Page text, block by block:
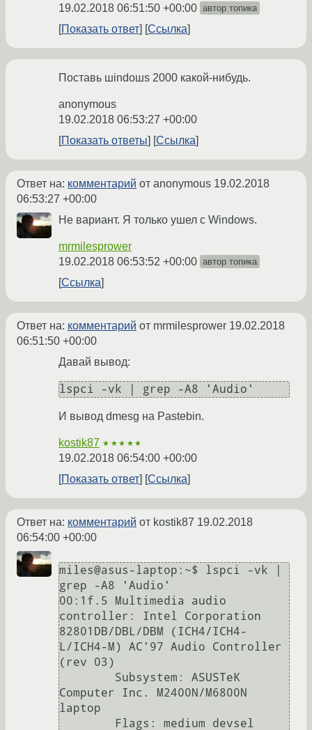
19.02.2018 06:51:50 +00:00 автор топика
Показать ответ Ссылка
Поставь шindoшs 2000 какой-нибудь.
anonymous
19.02.2018 06:53:27 +00:00
Показать ответы
Ссылка
Ответ на: комментарий от anonymous 19.02.2018
06:53:27 +00:00
Не вариант. Я только ушел с Windows.
mrmilesprower
19.02.2018 06:53:52 +00:00 автор топика
Ссылка
Ответ на: комментарий от mrmilesprower 19.02.2018
06:51:50 +00:00
Давай вывод:
И вывод dmesg на Pastebin.
kostik87 ★★★★★
19.02.2018 06:54:00 +00:00
Показать ответ
Ссылка
Ответ на: комментарий от kostik87 19.02.2018
06:54:00 +00:00
miles@asus-laptop:~$ lspci -vk |
grep -A8 'Audio'
00:1f.5 Multimedia audio
controller: Intel Corporation
82801DB/DBL/DBM (ICH4/ICH4-
L/ICH4-M) AC'97 Audio Controller
(rev 03)
Computer Inc. M2400N/M6800N
laptop